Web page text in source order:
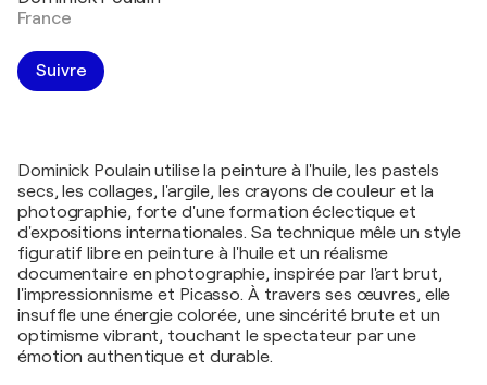
France
Suivre
Dominick Poulain utilise la peinture à l'huile, les pastels
secs, les collages, l'argile, les crayons de couleur et la
photographie, forte d'une formation éclectique et
d'expositions internationales. Sa technique mêle un style
figuratif libre en peinture à l'huile et un réalisme
documentaire en photographie, inspirée par l'art brut,
l'impressionnisme et Picasso. À travers ses œuvres, elle
insuffle une énergie colorée, une sincérité brute et un
optimisme vibrant, touchant le spectateur par une
émotion authentique et durable.